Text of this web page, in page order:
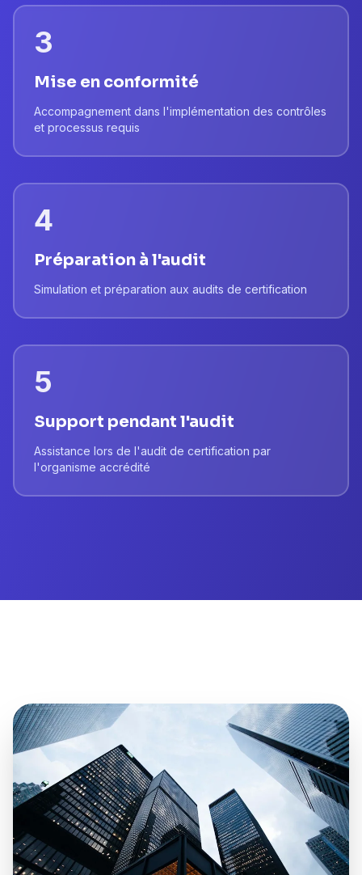
3
Mise en conformité
Accompagnement dans l'implémentation des contrôles
et processus requis
4
Préparation à l'audit
Simulation et préparation aux audits de certification
5
Support pendant l'audit
Assistance lors de l'audit de certification par
l'organisme accrédité